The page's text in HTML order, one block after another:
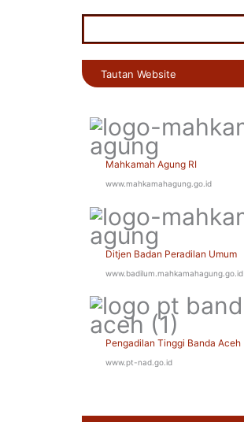
Tautan Website
Mahkamah Agung RI
www.mahkamahagung.go.id
Ditjen Badan Peradilan Umum
www.badilum.mahkamahagung.go.id
Pengadilan Tinggi Banda Aceh
www.pt-nad.go.id